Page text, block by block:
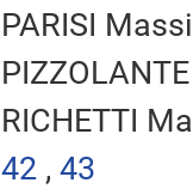
PARISI
RICHETTI
42 , 43